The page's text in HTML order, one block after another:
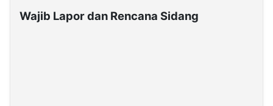
Wajib Lapor dan Rencana Sidang